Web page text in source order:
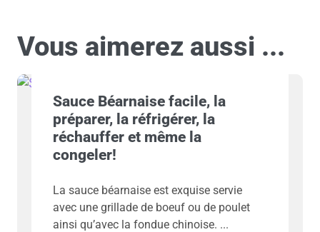
Vous aimerez aussi ...
Sauce Béarnaise facile, la
préparer, la réfrigérer, la
réchauffer et même la
congeler!
La sauce béarnaise est exquise servie
avec une grillade de boeuf ou de poulet
ainsi qu’avec la fondue chinoise.